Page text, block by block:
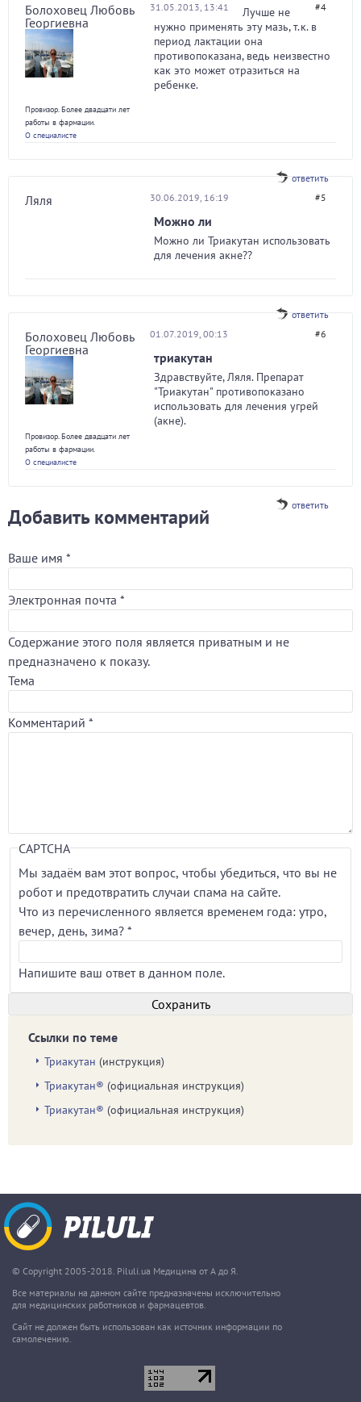
Болоховец Любовь
Георгиевна
Провизор. Более двадцати лет
работы в фармации.
О специалисте
31.05.2013, 13:41 #4
Лучше не
нужно применять эту мазь, т.к. в
период лактации она
противопоказана, ведь неизвестно
как это может отразиться на
ребенке.
ответить
Ляля 30.06.2019, 16:19 #5
Можно ли
Можно ли Триакутан использовать
для лечения акне??
ответить
Болоховец Любовь
Георгиевна
Провизор. Более двадцати лет
работы в фармации.
О специалисте
01.07.2019, 00:13 #6
триакутан
Здравствуйте, Ляля. Препарат
"Триакутан" противопоказано
использовать для лечения угрей
(акне).
ответить
Добавить комментарий
Ваше имя *
Электронная почта *
Содержание этого поля является приватным и не
предназначено к показу.
Тема
Комментарий *
CAPTCHA
Мы задаём вам этот вопрос, чтобы убедиться, что вы не
робот и предотвратить случаи спама на сайте.
Что из перечисленного является временем года: утро,
вечер, день, зима? *
Напишите ваш ответ в данном поле.
Ссылки по теме
Триакутан (инструкция)
Триакутан® (официальная инструкция)
Триакутан® (официальная инструкция)
© Copyright 2005-2018. Piluli.ua Медицина от А до Я.
Все материалы на данном сайте предназначены исключительно
для медицинских работников и фармацевтов.
Сайт не должен быть использован как источник информации по
самолечению.